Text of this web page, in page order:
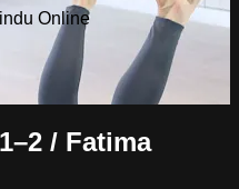
Online
/ Fatima